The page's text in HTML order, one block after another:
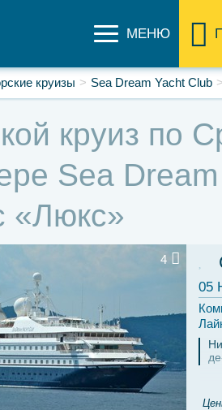
МЕНЮ
круизы Sea Dream Yacht Club
круиз по
Sea
«Люкс»
05
4